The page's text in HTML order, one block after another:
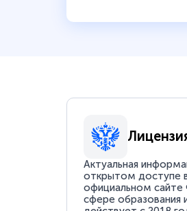
Актуальная
открытом доступе
официальном сайте
сфере образования